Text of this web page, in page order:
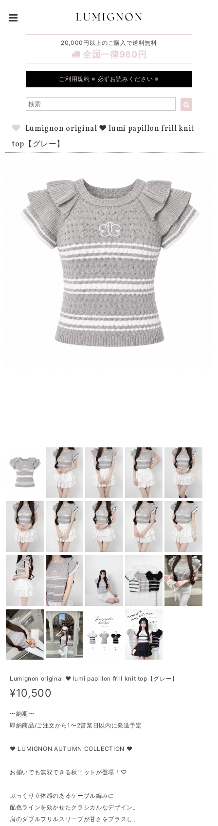
20,000円以上のご購入で送料無料
全国一律980円
ご利用規約 ※ 必ずお読みください ※
Lumignon original ♥ lumi papillon frill knit
top【グレー】
Lumignon original ♥ lumi papillon frill knit top【グレー】
¥10,500
〜納期〜
即納商品/ご注文から1〜2営業日以内に発送予定
♥ LUMIGNON AUTUMN COLLECTION ♥
お揃いでも無双できる秋ニットが登場！♡
ぷっくり立体感のあるケーブル編みに
配色ラインを効かせたクラシカルなデザイン。
肩のダブルフリルスリーブが甘さをプラスし、